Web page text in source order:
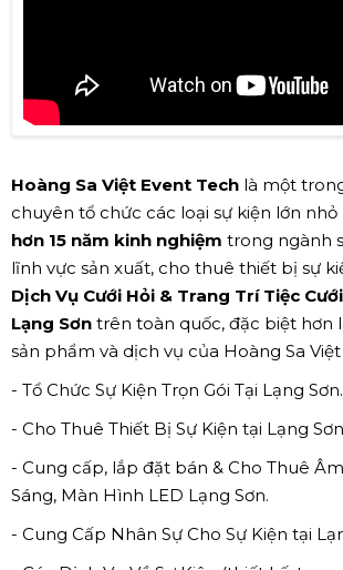
Hoàng Sa Việt Event Tech là một
chuyên tổ chức các loại sự kiện lớn nhỏ
hơn 15 năm kinh nghiệm trong ngành
lĩnh vực sản xuất, cho thuê thiết bị sự
Dịch Vụ Cưới Hỏi & Trang Trí Tiệc
Lạng Sơn trên toàn quốc, đặc biệt hơn
sản phẩm và dịch vụ của Hoàng Sa
- Tổ Chức Sự Kiện Trọn Gói Tại Lạng Sơn.
- Cho Thuê Thiết Bị Sự Kiện tại Lạng
- Cung cấp, lắp đặt bán & Cho Thuê
Sáng, Màn Hình LED Lạng Sơn.
- Cung Cấp Nhân Sự Cho Sự Kiện tại